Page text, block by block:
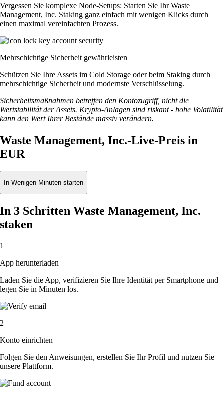
Vergessen Sie komplexe Node-Setups: Starten Sie Ihr Waste
Management, Inc. Staking ganz einfach mit wenigen Klicks durch
einen maximal vereinfachten Prozess.
Mehrschichtige Sicherheit gewährleisten
Schützen Sie Ihre Assets im Cold Storage oder beim Staking durch
mehrschichtige Sicherheit und modernste Verschlüsselung.
Sicherheitsmaßnahmen betreffen den Kontozugriff, nicht die
Wertstabilität der Assets. Krypto-Anlagen sind riskant - hohe Volatilität
kann den Wert Ihrer Bestände massiv verändern.
Waste Management, Inc.-Live-Preis in
EUR
In Wenigen Minuten starten
In 3 Schritten Waste Management, Inc.
staken
1
App herunterladen
Laden Sie die App, verifizieren Sie Ihre Identität per Smartphone und
legen Sie in Minuten los.
2
Konto einrichten
Folgen Sie den Anweisungen, erstellen Sie Ihr Profil und nutzen Sie
unsere Plattform.